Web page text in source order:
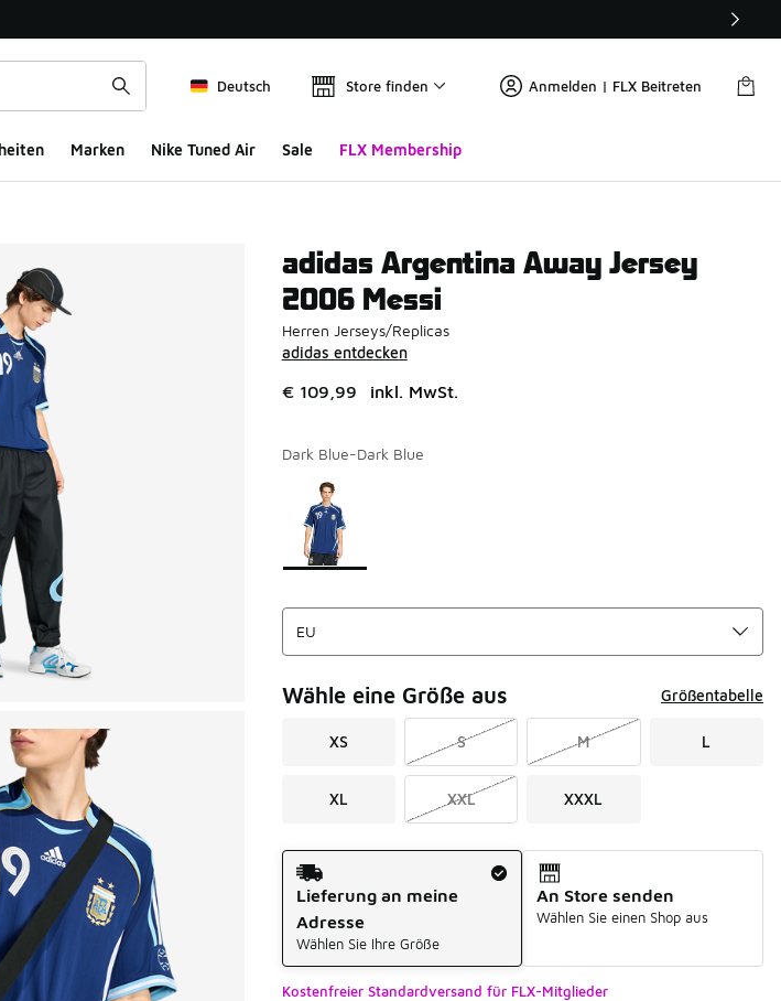
Deutsch Store finden Anmelden | FLX Beitreten
Marken Nike Tuned Air Sale FLX Membership
adidas Argentina Away Jersey
2006 Messi
Herren Jerseys/Replicas
adidas entdecken
€ 109,99 inkl. MwSt.
Dark Blue-Dark Blue
Seite 1 von 1 zeigt die Farben 1 bis 1 von 1 an.
Bitte wählen Sie einen Stil aus
Wähle eine Größe aus Größentabelle
XS S M L
XL XXL XXXL
Versandart
Lieferung an meine
Adresse
Wählen Sie Ihre Größe
An Store senden
Wählen Sie einen Shop aus
Kostenfreier Standardversand für FLX-Mitglieder